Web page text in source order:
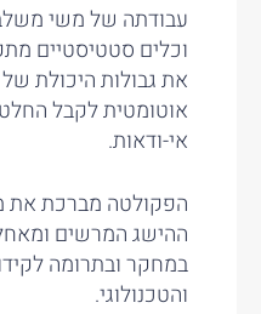
עבודתה של משי
וכלים סטטיסטיים
את גבולות היכולת
אוטומטית לקבל
אי-ודאות.
הפקולטה מברכת את
ההישג המרשים
במחקר ובתרומה
והטכנולוגי.